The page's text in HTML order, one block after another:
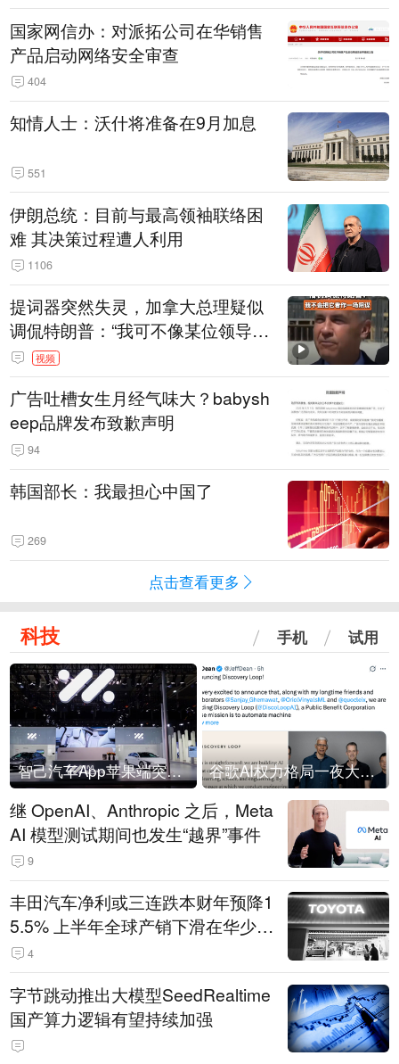
国家网信办：对派拓公司在华销售
产品启动网络安全审查
404
知情人士：沃什将准备在9月加息
551
伊朗总统：目前与最高领袖联络困
难 其决策过程遭人利用
1106
提词器突然失灵，加拿大总理疑似
调侃特朗普：“我可不像某位领导
人，把这当成一场阴谋”，全场哄笑
视频
广告吐槽女生月经气味大？babysh
eep品牌发布致歉声明
94
韩国部长：我最担心中国了
269
点击查看更多
科技 手机 试用
智己汽车App苹果端突然“下架” 谷歌AI权力格局一夜大洗牌
继 OpenAI、Anthropic 之后，Meta
AI 模型测试期间也发生“越界”事件
9
丰田汽车净利或三连跌本财年预降1
5.5% 上半年全球产销下滑在华少卖
14.3万辆
4
字节跳动推出大模型SeedRealtime
国产算力逻辑有望持续加强